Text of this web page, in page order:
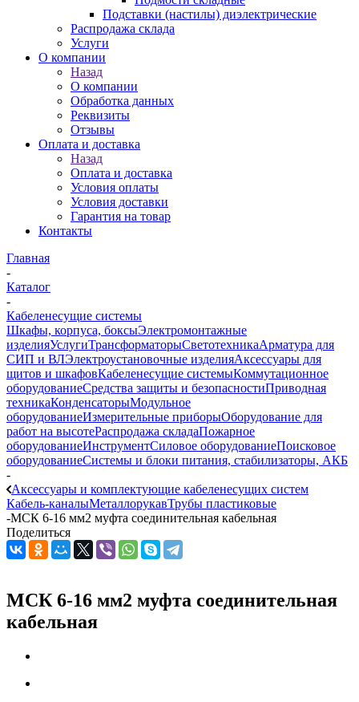
Подставки (настилы) диэлектрические
Распродажа склада
Услуги
О компании
Назад
О компании
Обработка данных
Реквизиты
Отзывы
Оплата и доставка
Назад
Оплата и доставка
Условия оплаты
Условия доставки
Гарантия на товар
Контакты
Главная
-
Каталог
-
Кабеленесущие системы
Шкафы, корпуса, боксыЭлектромонтажные
изделияУслугиТрансформаторыСветотехникаАрматура для
СИП и ВЛЭлектроустановочные изделияАксессуары для
щитов и шкафовКабеленесущие системыКоммутационное
оборудованиеСредства защиты и безопасностиПриводная
техникаКонденсаторыМодульное
оборудованиеИзмерительные приборыОборудование для
работ на высотеРаспродажа складаПожарное
оборудованиеИнструментСиловое оборудованиеПоисковое
оборудованиеСистемы и блоки питания, стабилизаторы, АКБ
-
Аксессуары и комплектующие кабеленесущих систем
Кабель-каналыМеталлорукавТрубы пластиковые
-МСК 6-16 мм2 муфта соединительная кабельная
Поделиться
МСК 6-16 мм2 муфта соединительная
кабельная